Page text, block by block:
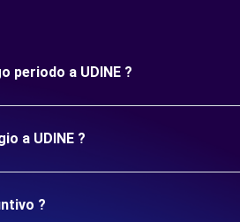
periodo a UDINE ?
a UDINE ?
?